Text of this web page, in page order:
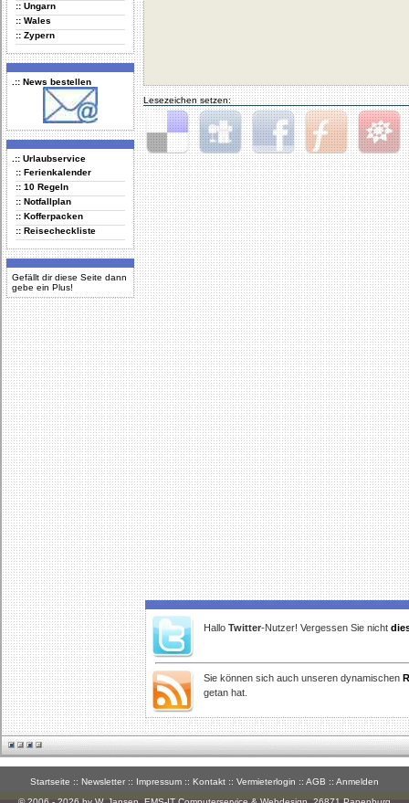
:: Ungarn
:: Wales
:: Zypern
.:: News bestellen
.:: Urlaubservice
:: Ferienkalender
:: 10 Regeln
:: Notfallplan
:: Kofferpacken
:: Reisecheckliste
Gefällt dir diese Seite dann
gebe ein Plus!
Lesezeichen setzen:
Delicious Digg Facebook Furl StudiVZ
Hallo Twitter-Nutzer! Vergessen Sie nicht
Sie können sich auch unseren dynamischen
getan hat.
Startseite :: Newsletter :: Impressum :: Kontakt :: Vermieterlogin :: AGB :: Anmelden